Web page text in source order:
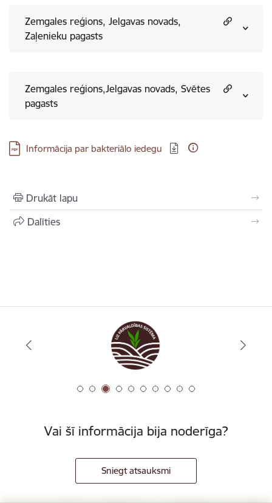
Zemgales reģions, Jelgavas novads,
Zaļenieku pagasts
Zemgales reģions,Jelgavas novads, Svētes
pagasts
Lejupielādēt:
Informācija par bakteriālo iedegu
Drukāt lapu
Dalīties
Vai šī informācija bija noderīga?
Sniegt atsauksmi